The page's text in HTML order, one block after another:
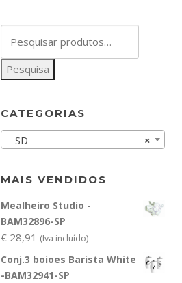
por:
Pesquisa
CATEGORIAS
×
SD
MAIS VENDIDOS
Mealheiro Studio -
BAM32896-SP
€ 28,91 (Iva incluído)
Conj.3 boioes Barista White
-BAM32941-SP